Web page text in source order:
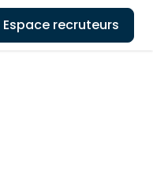
Espace recruteurs